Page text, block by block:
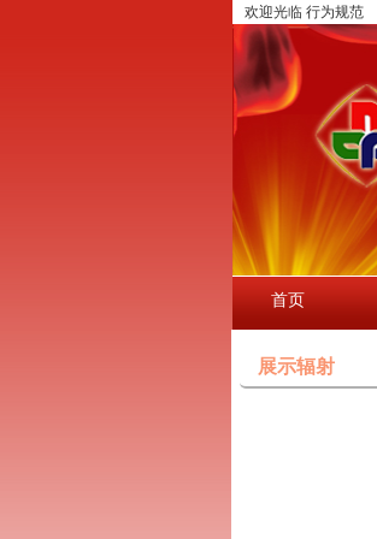
欢迎光临 行为规范
首页
展示辐射